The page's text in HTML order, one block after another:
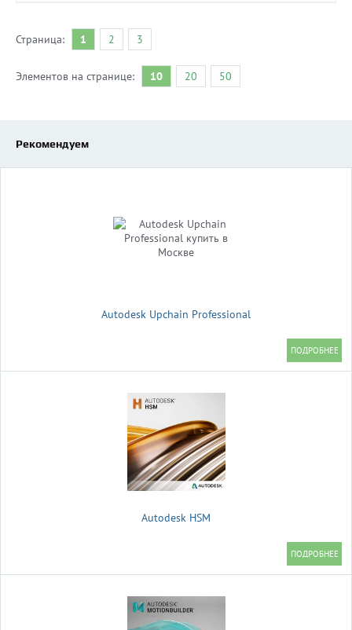
Страница: 1 2 3
Элементов на странице: 10 20 50
Рекомендуем
Autodesk Upchain Professional
Autodesk HSM